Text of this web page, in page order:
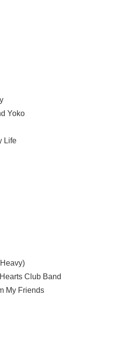
Yoko
Life
Club Band
My Friends